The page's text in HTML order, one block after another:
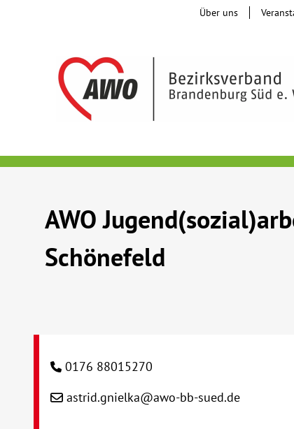
Über uns
AWO
Schönefeld
0176 88015270
astrid.gnielka@awo-bb-sued.de